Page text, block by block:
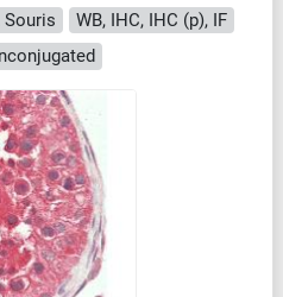
Souris
WB, IHC, IHC (p), IF